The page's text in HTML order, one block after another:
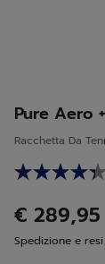
Pure Aero
Racchetta Da
€ 289,95
Spedizione e